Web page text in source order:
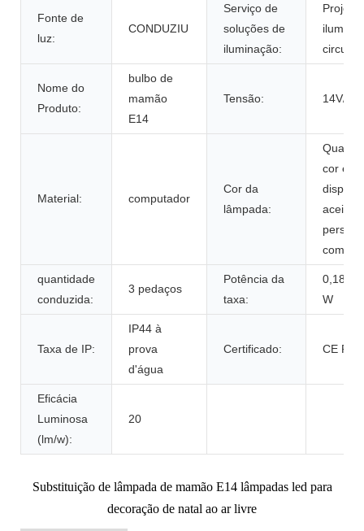
Fonte de
luz:
CONDUZIU
Serviço de
soluções de
iluminação:
Projeto
circuitos
Nome do
Produto:
bulbo de
mamão
E14
Tensão: 14V/
Material: computador
Cor da
lâmpada:
cor está
aceite
como
quantidade
conduzida:
3 pedaços
Potência da
taxa:
0,18
W
Taxa de IP:
IP44 à
prova
d'água
Certificado: CE
Eficácia
Luminosa
(lm/w):
20
Substituição de lâmpada de mamão E14 lâmpadas led para
decoração de natal ao ar livre